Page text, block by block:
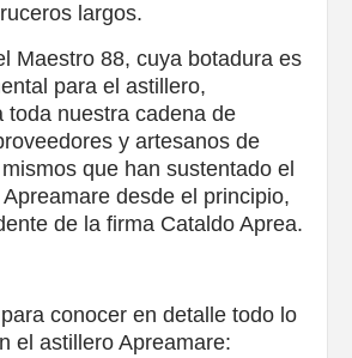
largos.
Maestro 88, cuya botadura es
para el astillero,
toda nuestra cadena de
y artesanos de
que han sustentado el
desde el principio,
de la firma Cataldo Aprea.
conocer en detalle todo lo
el astillero Apreamare: